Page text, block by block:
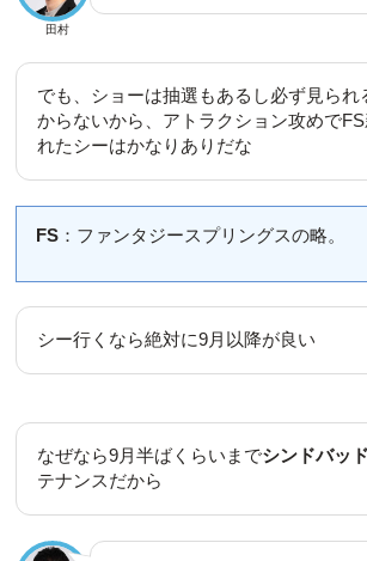
田村
でも、ショーは抽選もあるし必ず見られ
からないから、アトラクション攻めでFS
れたシーはかなりありだな
FS：ファンタジースプリングスの略。
シー行くなら絶対に9月以降が良い
なぜなら9月半ばくらいまでシンドバッド
テナンスだから